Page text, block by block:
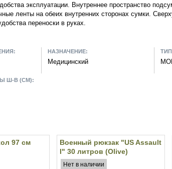
эксплуатации. Внутреннее пространство
ленты на обеих внутренних сторонах сумки.
переноски в руках.
НАЗНАЧЕНИЕ:
Медицинский
Ш-В (СМ):
97 см
Военный рюкзак "US Assault
I" 30 литров (Olive)
Нет в наличии